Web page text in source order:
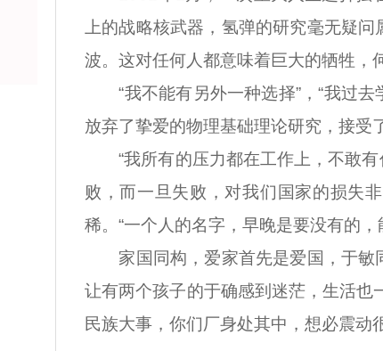
上的战略核武器，氢弹的研究毫无疑
波。这对任何人都意味着巨大的牺牲，
“我不能有另外一种选择”，“我过去
放弃了挚爱的物理基础理论研究，接受
“我所有的压力都在工作上，不敢有
败，而一旦失败，对我们国家的损失
稀。“一个人的名字，早晚是要没有的
家国同构，爱家首先是爱国，于敏同
让有两个孩子的于确感到迷茫，生活也
民族大事，你们厂身处其中，想必震动